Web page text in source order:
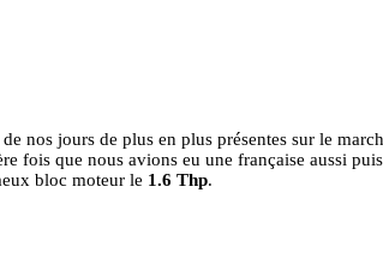
nos jours de plus en plus présentes sur le
fois que nous avions eu une française aussi
bloc moteur le 1.6 Thp.